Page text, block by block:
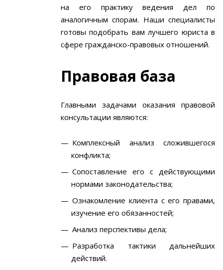
на его практику ведения дел по
аналогичным спорам. Наши специалисты
готовы подобрать вам лучшего юриста в
сфере гражданско-правовых отношений.
Правовая база
Главными задачами оказания правовой
консультации являются:
Комплексный анализ сложившегося
конфликта;
Сопоставление его с действующими
нормами законодательства;
Ознакомление клиента с его правами,
изучение его обязанностей;
Анализ перспективы дела;
Разработка тактики дальнейших
действий.